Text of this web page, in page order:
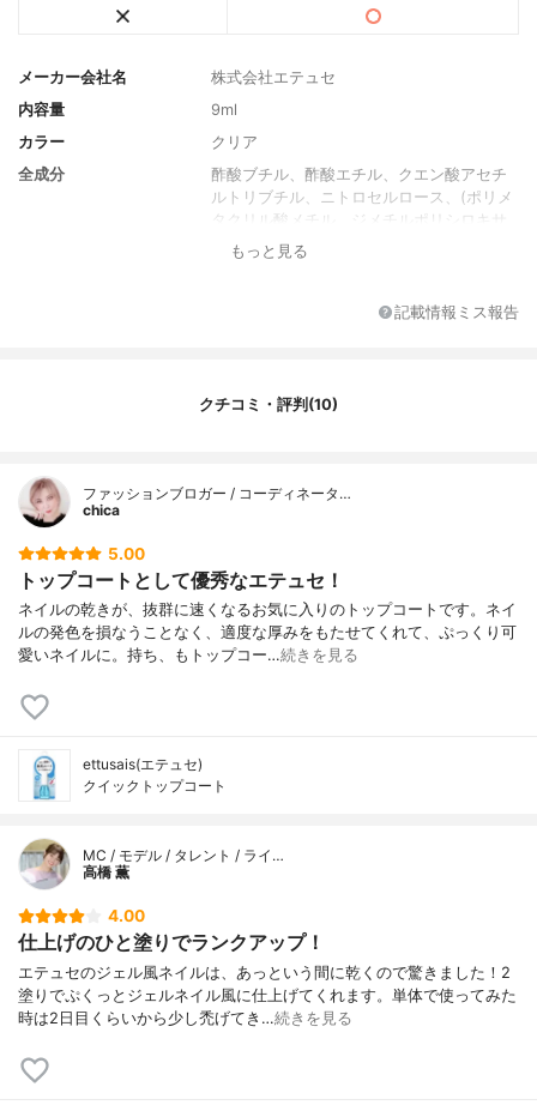
メーカー会社名
株式会社エテュセ
内容量
9ml
カラー
クリア
全成分
酢酸ブチル、酢酸エチル、クエン酸アセチ
ルトリブチル、ニトロセルロース、(ポリメ
タクリル酸メチル、ジメチルポリシロキサ
ングラフトアクリル樹脂)コポリマー、安息
ズ)コポリマー、クエン酸アセチルトリエチ
ル、シメチコン、水、エタノール、ダイマ
ル、紫201
もっと見る
記載情報ミス報告
クチコミ・評判(10)
ファッションブロガー / コーディネータ…
chica
5.00
トップコートとして優秀なエテュセ！
ネイルの乾きが、抜群に速くなるお気に入りのトップコートです。ネイ
ルの発色を損なうことなく、適度な厚みをもたせてくれて、ぷっくり可
愛いネイルに。持ち、もトップコー…続きを見る
ettusais(エテュセ)
クイックトップコート
MC / モデル / タレント / ライ…
高橋 薫
4.00
仕上げのひと塗りでランクアップ！
エテュセのジェル風ネイルは、あっという間に乾くので驚きました！2
塗りでぷくっとジェルネイル風に仕上げてくれます。単体で使ってみた
時は2日目くらいから少し禿げてき…続きを見る